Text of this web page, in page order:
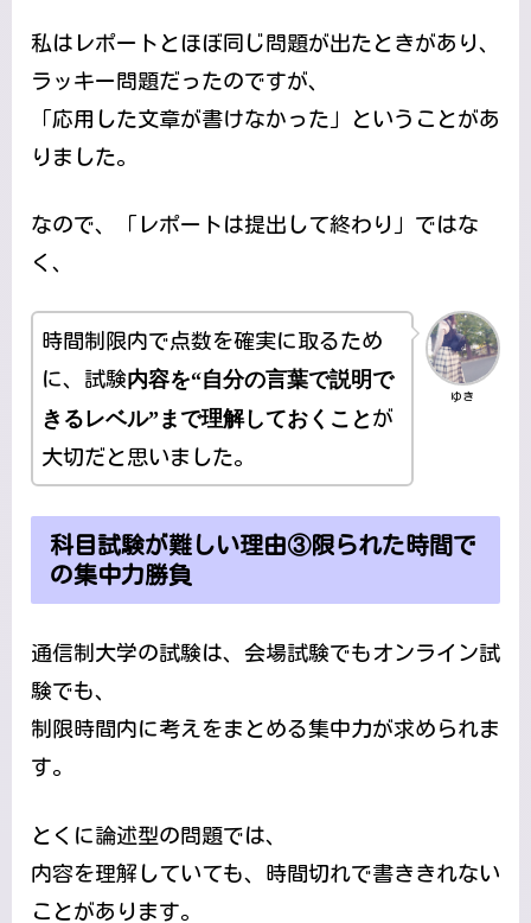
私はレポートとほぼ同じ問題が出たときがあり、
ラッキー問題だったのですが、
「応用した文章が書けなかった」ということがあ
りました。
なので、「レポートは提出して終わり」ではな
く、
ゆき
時間制限内で点数を確実に取るため
に、試験内容を“自分の言葉で説明で
きるレベル”まで理解しておくこと が
大切だと思いました。
科目試験が難しい理由③限られた時間で
の集中力勝負
通信制大学の試験は、会場試験でもオンライン試
験でも、
制限時間内に考えをまとめる集中力が求められま
す。
とくに論述型の問題では、
内容を理解していても、時間切れで書ききれない
ことがあります。